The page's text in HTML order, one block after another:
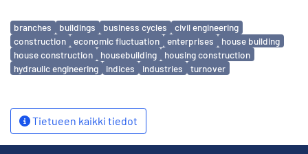
Avainsanat
branches buildings business cycles
civil engineering
construction
economic fluctuation enterprises
house building
house construction
housebuilding
housing construction
hydraulic engineering
indices industries turnover
Tietueen kaikki tiedot